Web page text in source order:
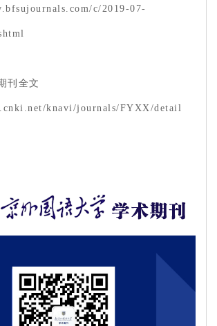
c/2019-07-
刊全文
knavi/journals/FYXX/detail